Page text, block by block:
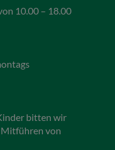
10.00 – 18.00
bitten wir
Mitführen von